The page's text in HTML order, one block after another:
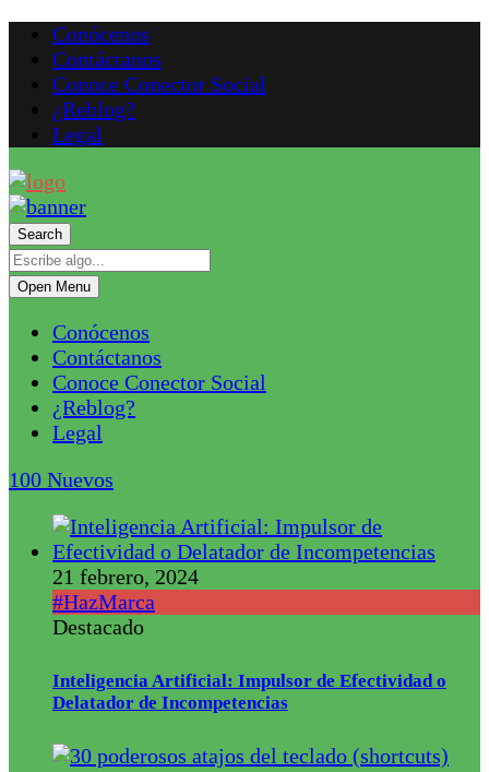
Conócenos
Contáctanos
Conoce Conector Social
¿Reblog?
Legal
Search
Open Menu
Conócenos
Contáctanos
Conoce Conector Social
¿Reblog?
Legal
100 Nuevos
21 febrero, 2024
#HazMarca
Destacado
Inteligencia Artificial: Impulsor de Efectividad o
Delatador de Incompetencias